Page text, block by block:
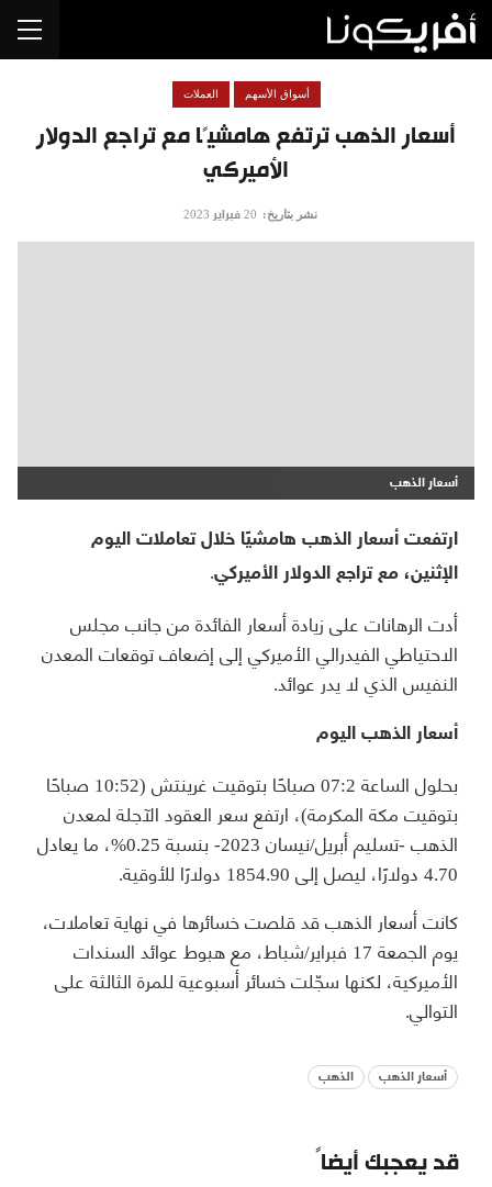
أسعار الذهب ترتفع هامشيًا مع تراجع الدولار
الأميركي
أسواق الأسهم العملات
نشر بتاريخ: 20 فبراير 2023
أسعار الذهب
ارتفعت أسعار الذهب هامشيًا خلال تعاملات اليوم
الإثنين، مع تراجع الدولار الأميركي.
أدت الرهانات على زيادة أسعار الفائدة من جانب مجلس
الاحتياطي الفيدرالي الأميركي إلى إضعاف توقعات المعدن
النفيس الذي لا يدر عوائد.
أسعار الذهب اليوم
بحلول الساعة 07:2 صباحًا بتوقيت غرينتش (10:52 صباحًا
بتوقيت مكة المكرمة)، ارتفع سعر العقود الآجلة لمعدن
الذهب -تسليم أبريل/نيسان 2023- بنسبة 0.25%، ما يعادل
4.70 دولارًا، ليصل إلى 1854.90 دولارًا للأوقية.
كانت أسعار الذهب قد قلصت خسائرها في نهاية تعاملات،
يوم الجمعة 17 فبراير/شباط، مع هبوط عوائد السندات
الأميركية، لكنها سجّلت خسائر أسبوعية للمرة الثالثة على
التوالي.
أسعار الذهب الذهب
قد يعجبك أيضاً